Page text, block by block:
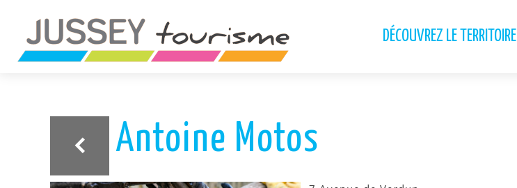
DÉCOUVREZ LE TERRITOIRE
ariane
Antoine Motos